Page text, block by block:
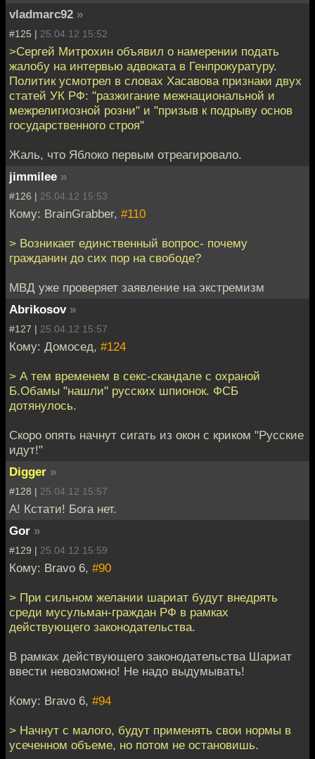
vladmarc92 »
#125 | 25.04.12 15:52
>Сергей Митрохин объявил о намерении подать
жалобу на интервью адвоката в Генпрокуратуру.
Политик усмотрел в словах Хасавова признаки двух
статей УК РФ: "разжигание межнациональной и
межрелигиозной розни" и "призыв к подрыву основ
государственного строя"
Жаль, что Яблоко первым отреагировало.
jimmilee »
#126 | 25.04.12 15:53
Кому: BrainGrabber, #110
> Возникает единственный вопрос- почему
гражданин до сих пор на свободе?
МВД уже проверяет заявление на экстремизм
Abrikosov »
#127 | 25.04.12 15:57
Кому: Домосед, #124
> А тем временем в секс-скандале с охраной
Б.Обамы "нашли" русских шпионок. ФСБ
дотянулось.
Скоро опять начнут сигать из окон с криком "Русские
идут!"
Digger »
#128 | 25.04.12 15:57
А! Кстати! Бога нет.
Gor »
#129 | 25.04.12 15:59
Кому: Bravo 6, #90
> При сильном желании шариат будут внедрять
среди мусульман-граждан РФ в рамках
действующего законодательства.
В рамках действующего законодательства Шариат
ввести невозможно! Не надо выдумывать!
Кому: Bravo 6, #94
> Начнут с малого, будут применять свои нормы в
усеченном объеме, но потом не остановишь.